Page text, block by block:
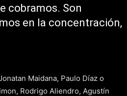
cobramos. Son
en la concentración,
Maidana, Paulo Díaz o
Rodrigo Aliendro, Agustín